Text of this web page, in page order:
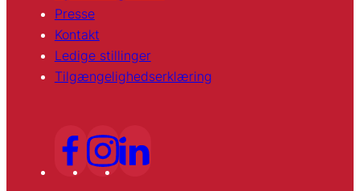
Presse
Kontakt
Ledige stillinger
Tilgængelighedserklæring